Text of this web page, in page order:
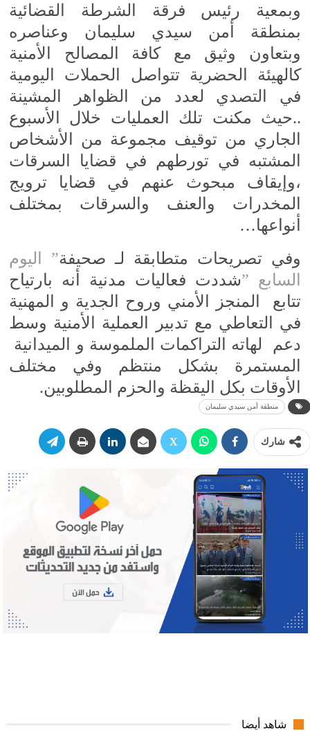
وبمعية رئيس فرقة الشرطة القضائية
بمنطقة أمن سيدي سليمان وعناصره
وبتعاون وثيق مع كافة المصالح الأمنية
كالهيئة الحضرية تتواصل الحملات اليومية
في التصدي لعدد من الظواهر المشينة
..حيث مكنت تلك العمليات خلال الأسبوع
الجاري من توقيف مجموعة من الأشخاص
المشتبه في تورطهم في قضايا السرقات
،وإيقاف مبحوث عنهم في قضايا ترويج
المخدرات والعنف والسرقات بمختلف
أنواعها…
وفي تصريحات متطابقة لـ صحيفة” اليوم
السابع ”شددت فعاليات مدنية أنه بارتياح
تتابع المنجز الأمني وروح الجدية و المهنية
في التعاطي مع تدبير العملية الأمنية وسط
دعم لهاته التراكمات الملموسة و الميدانية
المستمرة بشكل منتظم وفي مختلف
الأوقات بكل اليقظة والحزم المطلوبين.
منطقة أمن سيدي سليمان
شارك
شاهد أيضا